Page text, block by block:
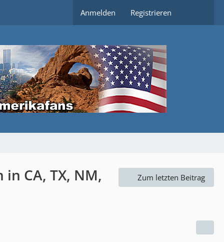
Anmelden Registrieren
CA, TX, NM, Zum letzten Beitrag